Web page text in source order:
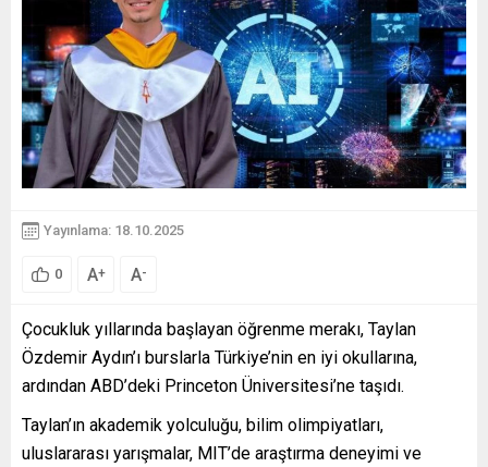
Yayınlama: 18.10.2025
0 A+ A-
Çocukluk yıllarında başlayan öğrenme merakı, Taylan
Özdemir Aydın’ı burslarla Türkiye’nin en iyi okullarına,
ardından ABD’deki Princeton Üniversitesi’ne taşıdı.
Taylan’ın akademik yolculuğu, bilim olimpiyatları,
uluslararası yarışmalar, MIT’de araştırma deneyimi ve